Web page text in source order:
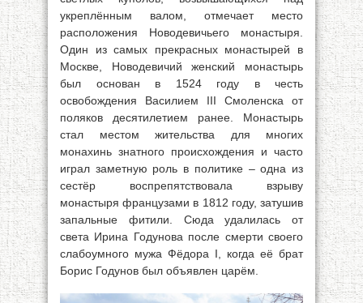
укреплённым валом, отмечает место
расположения Новодевичьего монастыря.
Один из самых прекрасных монастырей в
Москве, Новодевичий женский монастырь
был основан в 1524 году в честь
освобождения Василием III Смоленска от
поляков десятилетием ранее. Монастырь
стал местом жительства для многих
монахинь знатного происхождения и часто
играл заметную роль в политике – одна из
сестёр воспрепятствовала взрыву
монастыря французами в 1812 году, затушив
запальные фитили. Сюда удалилась от
света Ирина Годунова после смерти своего
слабоумного мужа Фёдора I, когда её брат
Борис Годунов был объявлен царём.